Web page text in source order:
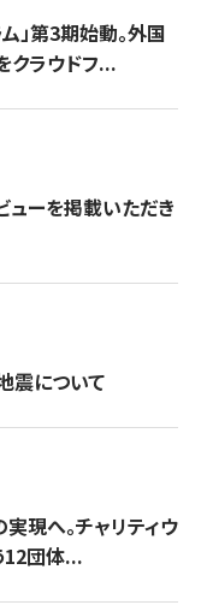
」第3期始動。外国
クラウドフ...
ューを掲載いただき
震について
現へ。チャリティウ
12団体...